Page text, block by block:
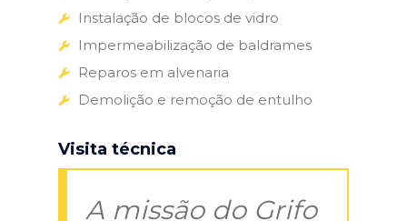
Instalação de blocos de vidro
Impermeabilização de baldrames
Reparos em alvenaria
Demolição e remoção de entulho
Visita técnica
A missão do Grifo